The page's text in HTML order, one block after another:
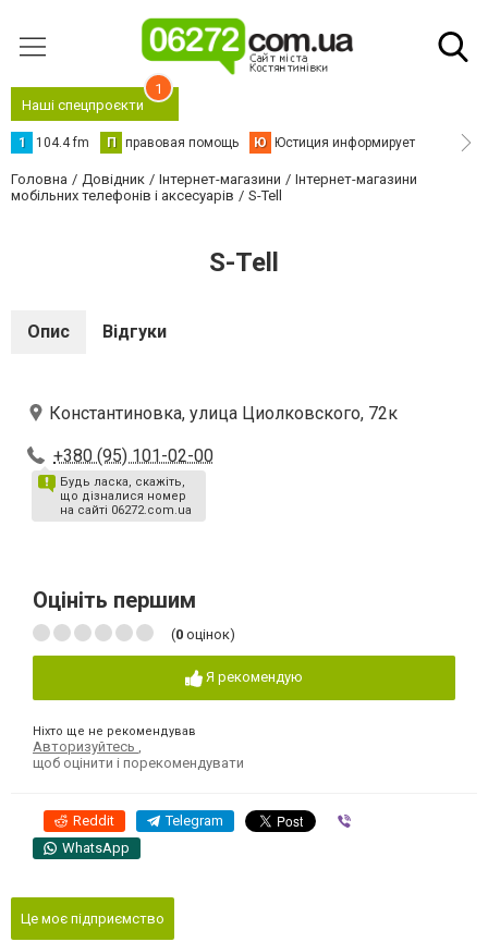
Наші спецпроєкти
1
1 104.4 fm П правовая помощь Ю Юстиция информирует
Головна Довідник Інтернет-магазини
Інтернет-магазини
мобільних телефонів і аксесуарів
S-Tell
S-Tell
Опис Відгуки
Константиновка, улица Циолковского, 72к
+380 (95) 101-02-00
Будь ласка, скажіть,
що дізналися номер
на сайті 06272.com.ua
Оцініть першим
(0 оцінок)
Я рекомендую
Ніхто ще не рекомендував
Авторизуйтесь
щоб оцінити і порекомендувати
Reddit Telegram
WhatsApp
Це моє підприємство